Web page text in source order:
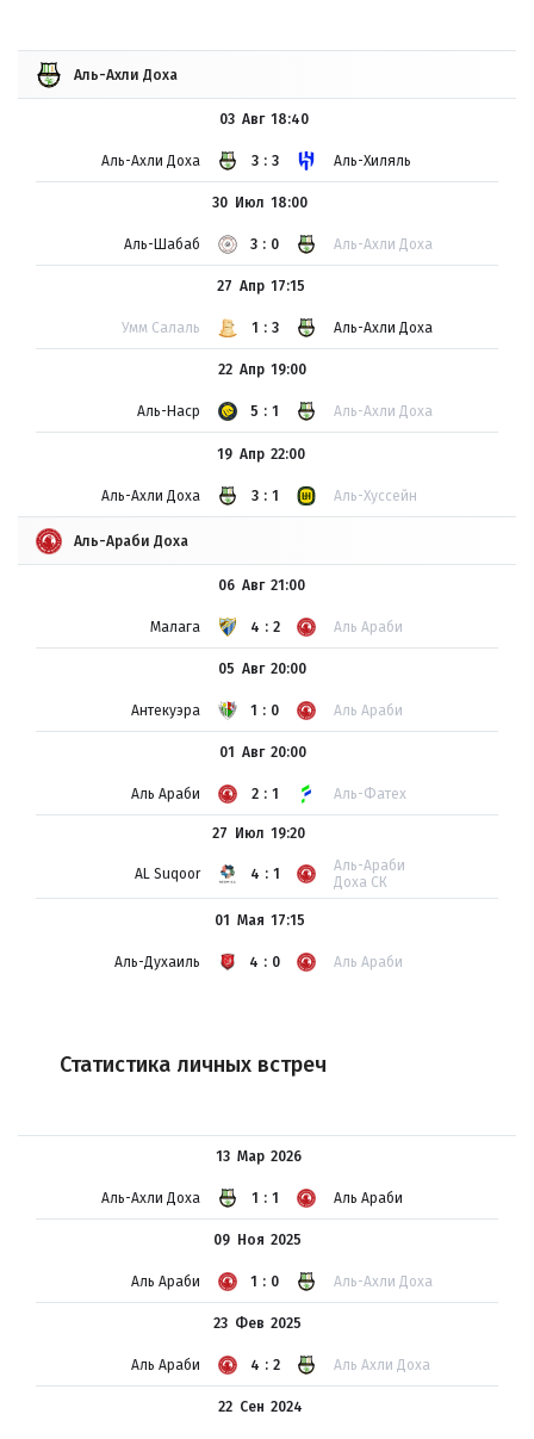
Аль-Ахли Доха
03 Авг
Аль-Ахли Доха 3:3 Аль-Хиляль
18:40
30 Июл
Аль-Шабаб 3:0 Аль-Ахли Доха
18:00
27 Апр
Умм Салаль 1:3 Аль-Ахли Доха
17:15
22 Апр
Аль-Наср 5:1 Аль-Ахли Доха
19:00
19 Апр
Аль-Ахли Доха 3:1 Аль-Хуссейн
22:00
Аль-Араби Доха
06 Авг
Малага 4:2 Аль Араби
21:00
05 Авг
Антекуэра 1:0 Аль Араби
20:00
01 Авг
Аль Араби 2:1 Аль-Фатех
20:00
27 Июл
AL Suqoor 4:1
Аль-Араби
Доха СК
19:20
01 Мая
Аль-Духаиль 4:0 Аль Араби
17:15
Статистика личных встреч
13 Мар
Аль-Ахли Доха 1:1 Аль Араби
2026
09 Ноя
Аль Араби 1:0 Аль-Ахли Доха
2025
23 Фев
Аль Араби 4:2 Аль Ахли Доха
2025
22 Сен 2024